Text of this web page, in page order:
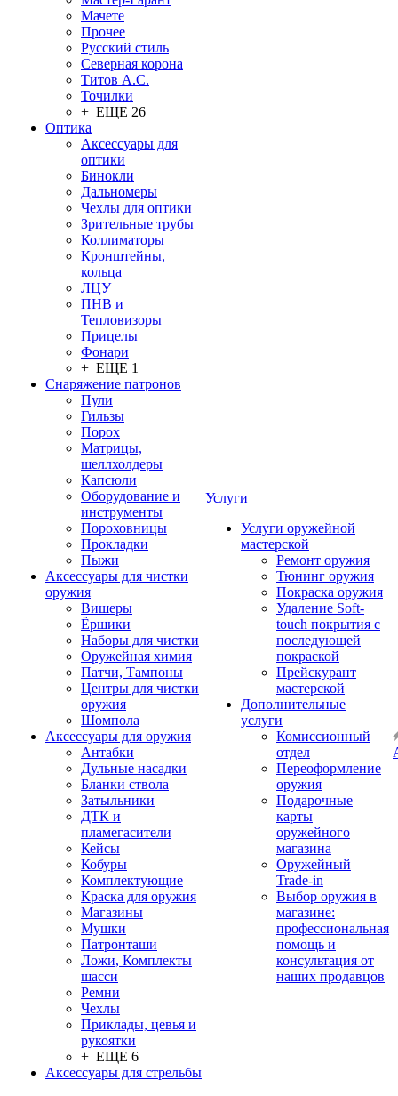
Мачете
Прочее
Русский стиль
Северная корона
Титов А.С.
Точилки
+ ЕЩЕ 26
Оптика
Аксессуары для
оптики
Бинокли
Дальномеры
Чехлы для оптики
Зрительные трубы
Коллиматоры
Кронштейны,
кольца
ЛЦУ
ПНВ и
Тепловизоры
Прицелы
Фонари
+ ЕЩЕ 1
Снаряжение патронов
Пули
Гильзы
Порох
Матрицы,
шеллхолдеры
Капсюли
Оборудование и
инструменты
Пороховницы
Прокладки
Пыжи
Аксессуары для чистки
оружия
Вишеры
Ёршики
Наборы для чистки
Оружейная химия
Патчи, Тампоны
Центры для чистки
оружия
Шомпола
Аксессуары для оружия
Антабки
Дульные насадки
Бланки ствола
Затыльники
ДТК и
пламегасители
Кейсы
Кобуры
Комплектующие
Краска для оружия
Магазины
Мушки
Патронташи
Ложи, Комплекты
шасси
Ремни
Чехлы
Приклады, цевья и
рукоятки
+ ЕЩЕ 6
Аксессуары для стрельбы
Услуги
Услуги оружейной
мастерской
Ремонт оружия
Тюнинг оружия
Покраска оружия
Удаление Soft-
touch покрытия с
последующей
покраской
Прейскурант
мастерской
Дополнительные
услуги
Комиссионный
отдел
Переоформление
оружия
Подарочные
карты
оружейного
магазина
Оружейный
Trade-in
Выбор оружия в
магазине:
профессиональная
помощь и
консультация от
наших продавцов